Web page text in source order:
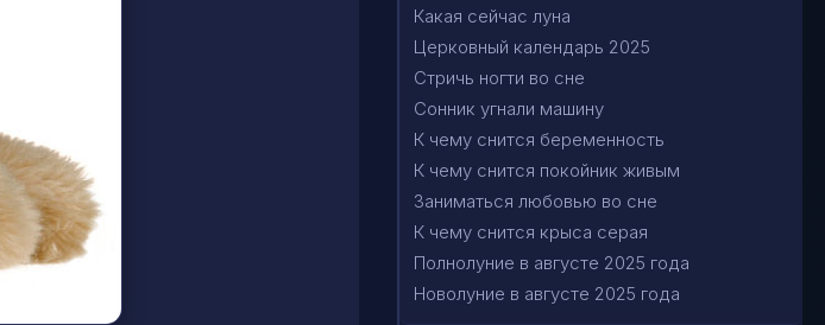
Какая сейчас луна
Церковный календарь 2025
Стричь ногти во сне
Сонник угнали машину
К чему снится беременность
К чему снится покойник живым
Заниматься любовью во сне
К чему снится крыса серая
Полнолуние в августе 2025 года
Новолуние в августе 2025 года